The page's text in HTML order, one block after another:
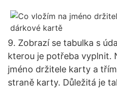
9. Zobrazí se tabulka s
kterou je potřeba vyplnit.
jméno držitele karty a
straně karty. Důležitá je